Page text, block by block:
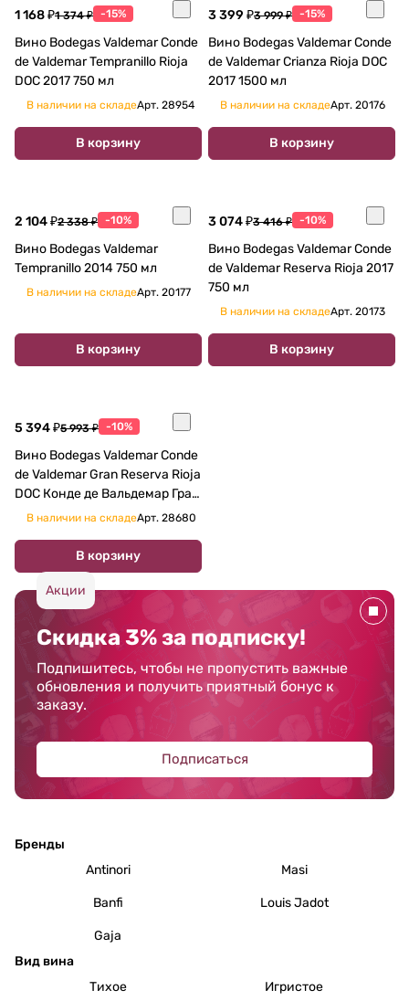
1 168 ₽1 374 ₽ -15%
Вино Bodegas Valdemar Conde
de Valdemar Tempranillo Rioja
DOC 2017 750 мл
В наличии на складеАрт. 28954
В корзину
3 399 ₽3 999 ₽ -15%
Вино Bodegas Valdemar Conde
de Valdemar Crianza Rioja DOC
2017 1500 мл
В наличии на складеАрт. 20176
В корзину
2 104 ₽2 338 ₽ -10%
Вино Bodegas Valdemar
Tempranillo 2014 750 мл
В наличии на складеАрт. 20177
В корзину
3 074 ₽3 416 ₽ -10%
Вино Bodegas Valdemar Conde
de Valdemar Reserva Rioja 2017
750 мл
В наличии на складеАрт. 20173
В корзину
5 394 ₽5 993 ₽ -10%
Вино Bodegas Valdemar Conde
de Valdemar Gran Reserva Rioja
DOC Конде де Вальдемар Гран
Резерва Риоха 2017 750 мл
В наличии на складеАрт. 28680
В корзину
Акции
Скидка 3% за подписку!
Подпишитесь, чтобы не пропустить важные
обновления и получить приятный бонус к
заказу.
Подписаться
Бренды
Antinori
Masi
Banfi Louis Jadot
Gaja
Вид вина
Тихое
Игристое